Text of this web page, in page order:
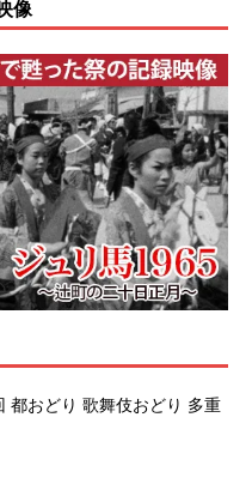
像
都おどり 歌舞伎おどり 多重